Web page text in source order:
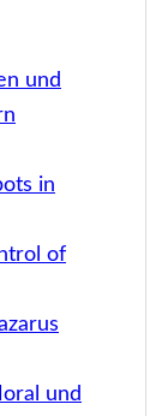
und
in
of
und